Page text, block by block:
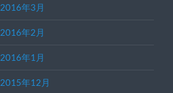
2016年3月
2016年2月
2016年1月
2015年12月